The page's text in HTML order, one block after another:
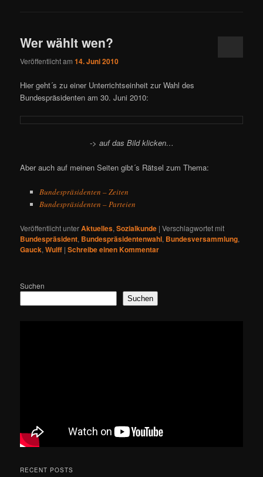
Wer wählt wen?
Veröffentlicht am14. Juni 2010
Hier geht´s zu einer Unterrichtseinheit zur Wahl des
Bundespräsidenten am 30. Juni 2010:
-> auf das Bild klicken…
Aber auch auf meinen Seiten gibt´s Rätsel zum Thema:
Bundespräsidenten – Zeiten
Bundespräsidenten – Parteien
Veröffentlicht unterAktuelles,Sozialkunde |Verschlagwortet mit
Bundespräsident, Bundespräsidentenwahl, Bundesversammlung,
Gauck,Wulff |Schreibe einen Kommentar
Suchen
Suchen
RECENT POSTS